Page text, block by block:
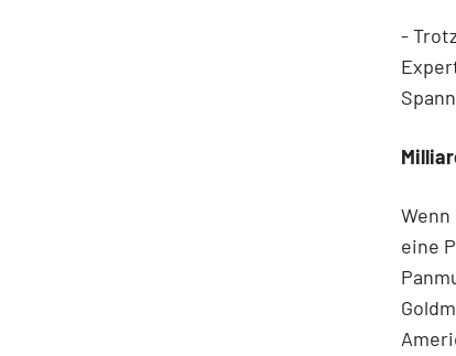
-
eine